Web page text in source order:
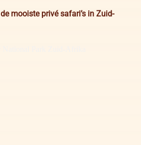
de mooiste privé safari’s in Zuid-